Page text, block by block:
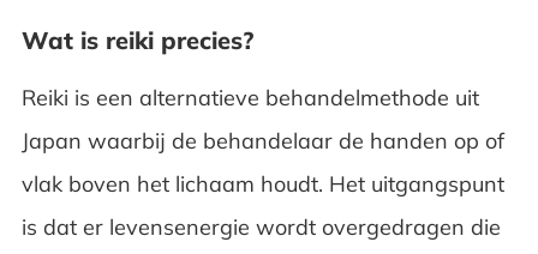
Wat is reiki precies?
Reiki is een alternatieve behandelmethode uit
Japan waarbij de behandelaar de handen op of
vlak boven het lichaam houdt. Het uitgangspunt
is dat er levensenergie wordt overgedragen die